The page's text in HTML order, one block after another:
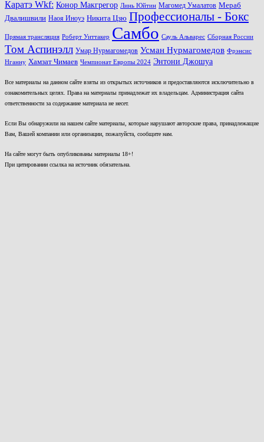
Каратэ Wkf: Конор Макгрегор Линь Юйтин Магомед Умалатов Мераб
Двалишвили Наоя Иноуэ Никита Цзю Профессионалы - Бокс
Прямая трансляция Роберт Уиттакер Самбо Сауль Альварес Сборная России
Том Аспинэлл Умар Нурмагомедов Усман Нурмагомедов Фрэнсис
Нганну Хамзат Чимаев Чемпионат Европы 2024 Энтони Джошуа
Все материалы на данном сайте взяты из открытых источников и предоставляются исключительно в
ознакомительных целях. Права на материалы принадлежат их владельцам. Администрация сайта
ответственности за содержание материала не несет.
Если Вы обнаружили на нашем сайте материалы, которые нарушают авторские права, принадлежащие
Вам, Вашей компании или организации, пожалуйста, сообщите нам.
На сайте могут быть опубликованы материалы 18+!
При цитировании ссылка на источник обязательна.